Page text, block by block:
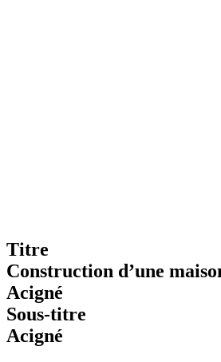
Titre
Construction d’une
Acigné
Sous-titre
Acigné